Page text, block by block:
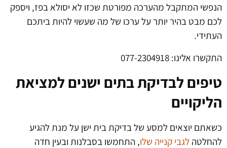
המתקבל מהערכה מפורטת שכזו לא יסולא בפז, ויספק
מבט בהיר יותר על ערכו של מה שעשוי להיות ביתכם
אלינו: 077-2304918
לבדיקת בתים ישנים למציאת
יוצאים למסע של בדיקת בית ישן על מנת להגיע
לגבי קנייה שלו, התחמשו בסבלנות ובעין חדה